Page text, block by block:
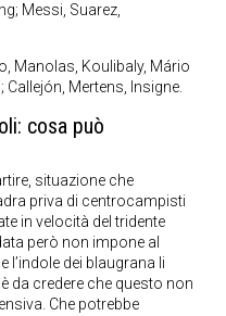
Messi, Suarez,
Manolas, Koulibaly, Mário
Callejón, Mertens, Insigne.
cosa può
situazione che
priva di centrocampisti
in velocità del tridente
però non impone al
l’indole dei blaugrana li
da credere che questo non
Che potrebbe